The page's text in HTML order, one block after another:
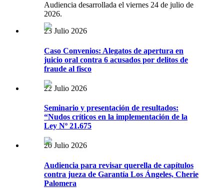
Audiencia desarrollada el viernes 24 de julio de
2026.
23 Julio 2026
Caso Convenios: Alegatos de apertura en
juicio oral contra 6 acusados por delitos de
fraude al fisco
22 Julio 2026
Seminario y presentación de resultados:
“Nudos críticos en la implementación de la
Ley Nº 21.675
20 Julio 2026
Audiencia para revisar querella de capítulos
contra jueza de Garantía Los Ángeles, Cherie
Palomera